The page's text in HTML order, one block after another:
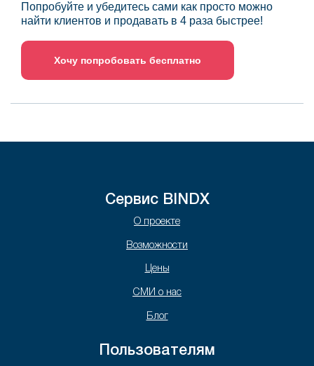
Попробуйте и убедитесь сами как просто можно
найти клиентов и продавать в 4 раза быстрее!
Хочу попробовать бесплатно
Сервис BINDX
О проекте
Возможности
Цены
СМИ о нас
Блог
Пользователям